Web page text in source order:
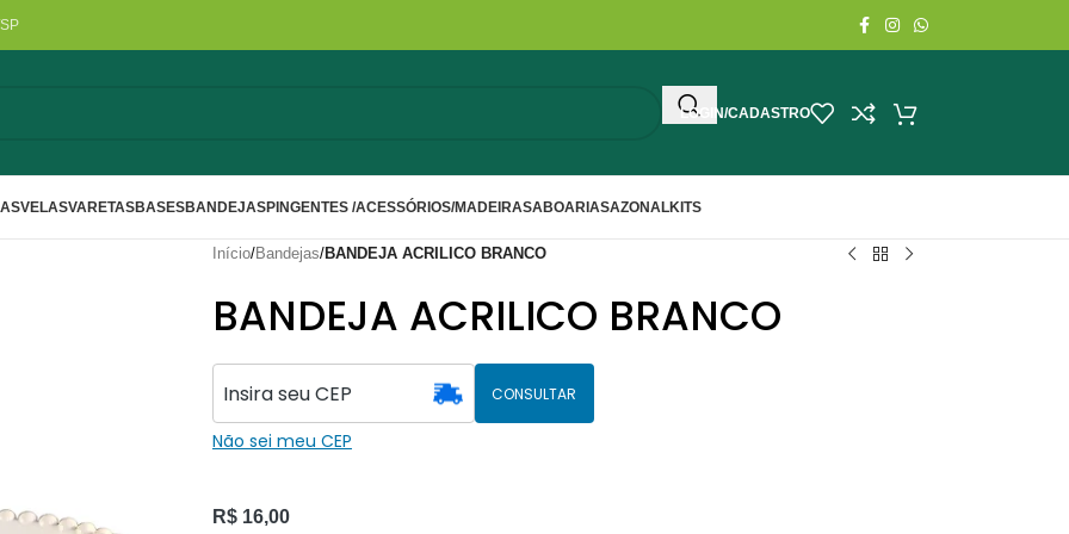
LOGIN/CADASTRO
VELASVARETASBASESBANDEJASPINGENTES /ACESSÓRIOS/MADEIRASABOARIASAZONALKITS
Início/Bandejas/BANDEJA ACRILICO BRANCO
BANDEJA ACRILICO BRANCO
CONSULTAR
Não sei meu CEP
R$16,00